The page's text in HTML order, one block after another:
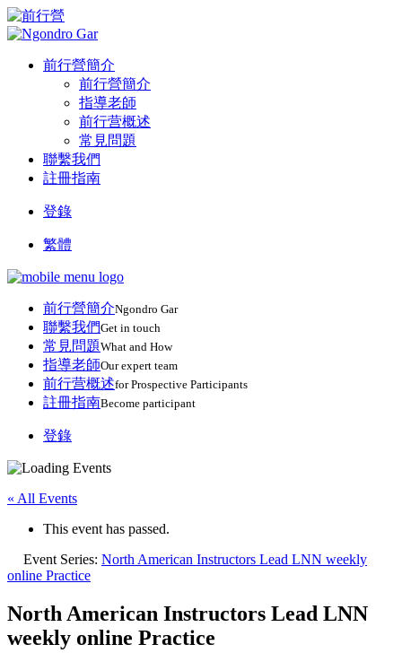
前行營簡介
前行營簡介
指導老師
前行营概述
常見問題
聯繫我們
註冊指南
登錄
繁體
前行營簡介Ngondro Gar
聯繫我們Get in touch
常見問題What and How
指導老師Our expert team
前行营概述for Prospective Participants
註冊指南Become participant
登錄
« All Events
This event has passed.
Event Series: North American Instructors Lead LNN weekly
online Practice
North American Instructors Lead LNN
weekly online Practice